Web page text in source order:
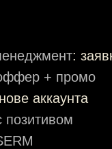
:
+ промо
аккаунта
позитивом